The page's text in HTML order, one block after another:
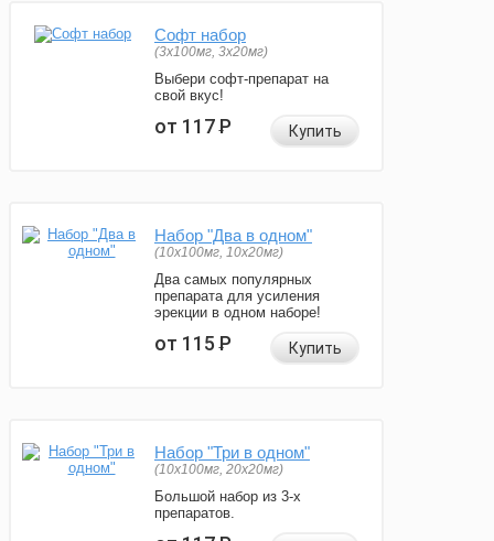
Софт набор
(3x100мг, 3x20мг)
Выбери софт-препарат на
свой вкус!
от 117Р Купить
Набор "Два в одном"
(10x100мг, 10x20мг)
Два самых популярных
препарата для усиления
эрекции в одном наборе!
от 115Р Купить
Набор "Три в одном"
(10x100мг, 20x20мг)
Большой набор из 3-х
препаратов.